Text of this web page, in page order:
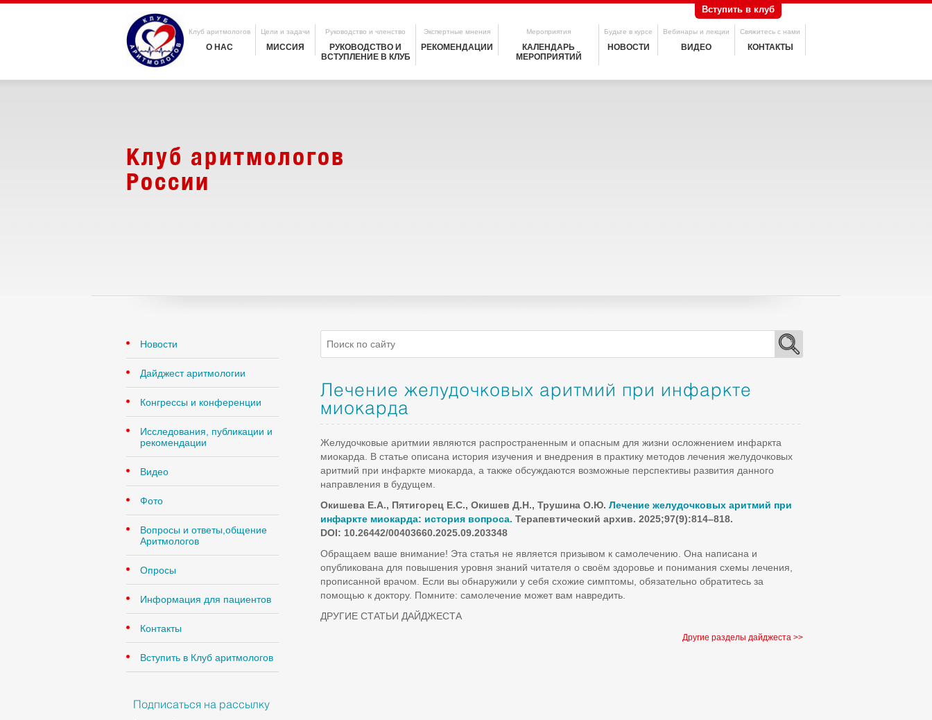
Клуб аритмологов
О НАС
Цели и задачи
МИССИЯ
Руководство и членство
РУКОВОДСТВО И
ВСТУПЛЕНИЕ В КЛУБ
Экспертные мнения
РЕКОМЕНДАЦИИ
Мероприятия
КАЛЕНДАРЬ
МЕРОПРИЯТИЙ
Будьте в курсе
НОВОСТИ
Вебинары и лекции
ВИДЕО
Свяжитесь с нами
КОНТАКТЫ
Вступить в клуб
Клуб аритмологов
России
Новости
Дайджест аритмологии
Конгрессы и конференции
Исследования, публикации и
рекомендации
Видео
Фото
Вопросы и ответы,общение
Аритмологов
Опросы
Информация для пациентов
Контакты
Вступить в Клуб аритмологов
Подписаться на рассылку
Лечение желудочковых аритмий при инфаркте
миокарда
Желудочковые аритмии являются распространенным и опасным для жизни осложнением инфаркта
миокарда. В статье описана история изучения и внедрения в практику методов лечения желудочковых
аритмий при инфаркте миокарда, а также обсуждаются возможные перспективы развития данного
направления в будущем.
Окишева Е.А., Пятигорец Е.С., Окишев Д.Н., Трушина О.Ю. Лечение желудочковых аритмий при
инфаркте миокарда: история вопроса. Терапевтический архив. 2025;97(9):814–818.
DOI: 10.26442/00403660.2025.09.203348
Обращаем ваше внимание! Эта статья не является призывом к самолечению. Она написана и
опубликована для повышения уровня знаний читателя о своём здоровье и понимания схемы лечения,
прописанной врачом. Если вы обнаружили у себя схожие симптомы, обязательно обратитесь за
помощью к доктору. Помните: самолечение может вам навредить.
ДРУГИЕ СТАТЬИ ДАЙДЖЕСТА
Другие разделы дайджеста >>